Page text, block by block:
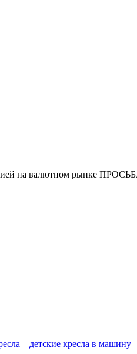
на валютном рынке
– детские кресла в машину